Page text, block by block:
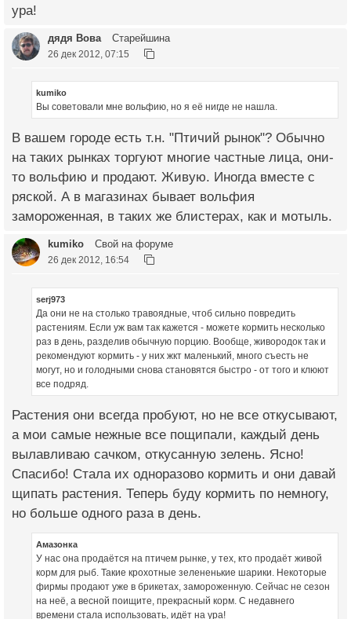
ура!
дядя Вова Старейшина
26 дек 2012, 07:15
kumiko
Вы советовали мне вольфию, но я её нигде не нашла.
В вашем городе есть т.н. "Птичий рынок"? Обычно
на таких рынках торгуют многие частные лица, они-
то вольфию и продают. Живую. Иногда вместе с
ряской. А в магазинах бывает вольфия
замороженная, в таких же блистерах, как и мотыль.
kumiko Свой на форуме
26 дек 2012, 16:54
serj973
Да они не на столько травоядные, чтоб сильно повредить
растениям. Если уж вам так кажется - можете кормить несколько
раз в день, разделив обычную порцию. Вообще, живородок так и
рекомендуют кормить - у них жкт маленький, много съесть не
могут, но и голодными снова становятся быстро - от того и клюют
все подряд.
Растения они всегда пробуют, но не все откусывают,
а мои самые нежные все пощипали, каждый день
вылавливаю сачком, откусанную зелень. Ясно!
Спасибо! Стала их одноразово кормить и они давай
щипать растения. Теперь буду кормить по немногу,
но больше одного раза в день.
Амазонка
У нас она продаётся на птичем рынке, у тех, кто продаёт живой
корм для рыб. Такие крохотные зелененькие шарики. Некоторые
фирмы продают уже в брикетах, замороженную. Сейчас не сезон
на неё, а весной поищите, прекрасный корм. С недавнего
времени стала использовать, идёт на ура!